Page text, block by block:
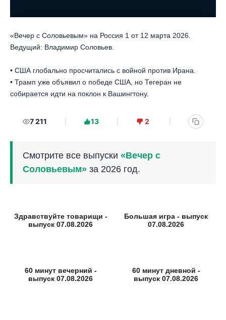
«Вечер с Соловьевым» на Россия 1 от 12 марта 2026.
Ведущий: Владимир Соловьев.
• США глобально просчитались с войной против Ирана.
• Трамп уже объявил о победе США, но Тегеран не
собирается идти на поклон к Вашингтону.
7 211 13 2
Смотрите все выпуски «Вечер с
Соловьевым» за 2026 год.
Здравствуйте товарищи -
выпуск 07.08.2026
Большая игра - выпуск
07.08.2026
60 минут вечерний -
выпуск 07.08.2026
60 минут дневной -
выпуск 07.08.2026